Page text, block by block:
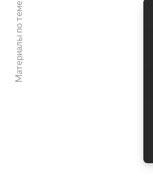
Материалы по теме